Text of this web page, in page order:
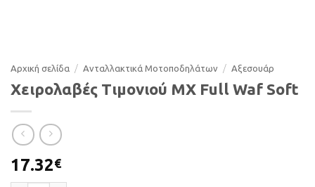
Αρχική σελίδα / Ανταλλακτικά Μοτοποδηλάτων / Αξεσουάρ
Χειρολαβές Τιμονιού MX Full Waf Soft
17.32€